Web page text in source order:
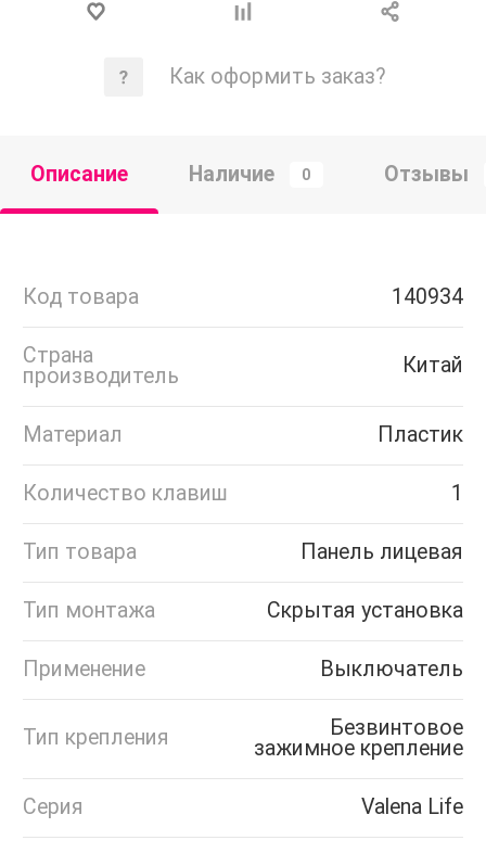
Как оформить заказ?
Описание Наличие 0 Отзывы
Код товара 140934
Страна
производитель
Китай
Материал Пластик
Количество клавиш 1
Тип товара Панель лицевая
Тип монтажа Скрытая установка
Применение Выключатель
Тип крепления
Безвинтовое
зажимное крепление
Серия Valena Life